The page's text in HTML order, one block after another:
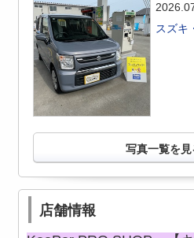
スズキ
写真一覧を見
店舗情報